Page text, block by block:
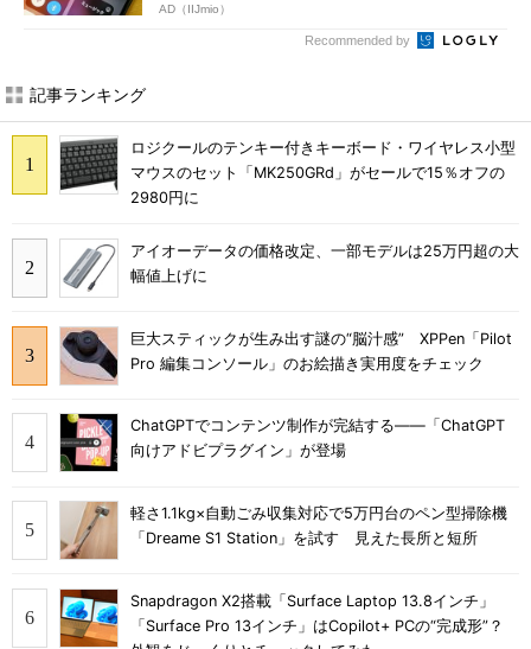
AD（IIJmio）
Recommended by
記事ランキング
ロジクールのテンキー付きキーボード・ワイヤレス小型
マウスのセット「MK250GRd」がセールで15％オフの
2980円に
アイオーデータの価格改定、一部モデルは25万円超の大
幅値上げに
巨大スティックが生み出す謎の“脳汁感” XPPen「Pilot
Pro 編集コンソール」のお絵描き実用度をチェック
ChatGPTでコンテンツ制作が完結する――「ChatGPT
向けアドビプラグイン」が登場
軽さ1.1kg×自動ごみ収集対応で5万円台のペン型掃除機
「Dreame S1 Station」を試す 見えた長所と短所
Snapdragon X2搭載「Surface Laptop 13.8インチ」
「Surface Pro 13インチ」はCopilot+ PCの“完成形”？